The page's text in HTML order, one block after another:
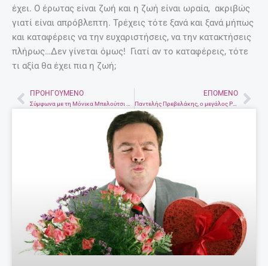
έχει. Ο έρωτας είναι ζωή και η ζωή είναι ωραία, ακριβώς
γιατί είναι απρόβλεπτη. Τρέχεις τότε ξανά και ξανά μήπως
και καταφέρεις να την ευχαριστήσεις, να την κατακτήσεις
πλήρως…Δεν γίνεται όμως! Γιατί αν το καταφέρεις, τότε
τι αξία θα έχει πια η ζωή;
PrevΠΡΟΗΓΟΎΜΕΝΟ ΕΠΌΜΕΝΟ
Παντελής Πρεβελάκης, ο μεγάλος Ρεθυμνιώτης συγγραφέας, γεννήθηκε 18 Φεβρουαρίου 1909